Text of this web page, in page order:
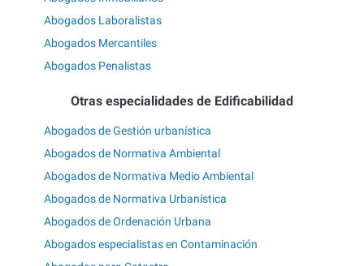
Abogados Laboralistas
Abogados Mercantiles
Abogados Penalistas
Otras especialidades de Edificabilidad
Abogados de Gestión urbanística
Abogados de Normativa Ambiental
Abogados de Normativa Medio Ambiental
Abogados de Normativa Urbanística
Abogados de Ordenación Urbana
Abogados especialistas en Contaminación